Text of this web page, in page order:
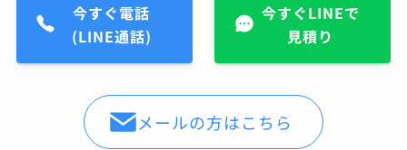
今すぐ電話
(LINE通話)
今すぐLINEで
見積り
メールの方はこちら